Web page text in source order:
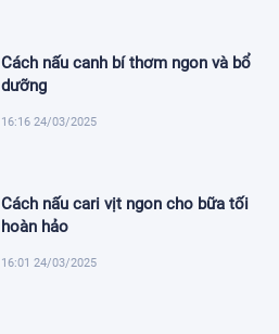
Cách nấu canh bí thơm ngon và bổ
dưỡng
16:16 24/03/2025
Cách nấu cari vịt ngon cho bữa tối
hoàn hảo
16:01 24/03/2025